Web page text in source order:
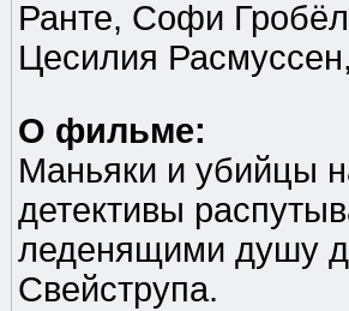
Ранте, Софи
Цесилия
О фильме:
Маньяки и убийцы
детективы
леденящими душу
Свейструпа.